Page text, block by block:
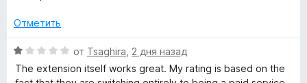
г
р
а
н
1
и
з
Отметить
О
ц
е
от Tsaghira 2 дня назад
The extension itself works great. My rating is based on the